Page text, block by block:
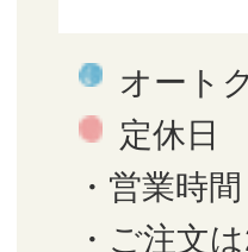
オート
定休日
・営業時
・ご注文